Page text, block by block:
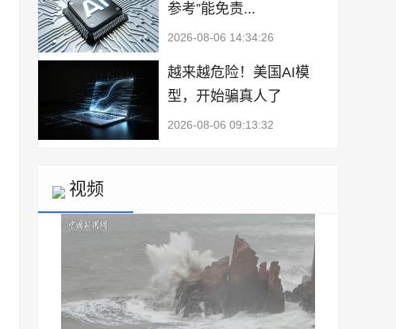
参考”能免责...
2026-08-06 14:34:26
越来越危险！美国AI模
型，开始骗真人了
2026-08-06 09:13:32
视频